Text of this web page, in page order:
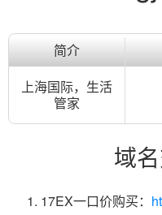
简介
上海国际，生活
管家
域
17EX一口价购买：